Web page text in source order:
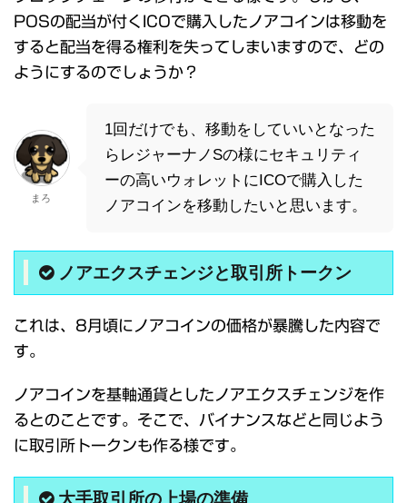
POSの配当が付くICOで購入したノアコインは移動を
すると配当を得る権利を失ってしまいますので、どの
ようにするのでしょうか？
まろ
1回だけでも、移動をしていいとなった
らレジャーナノSの様にセキュリティ
ーの高いウォレットにICOで購入した
ノアコインを移動したいと思います。
ノアエクスチェンジと取引所トークン
これは、8月頃にノアコインの価格が暴騰した内容で
す。
ノアコインを基軸通貨としたノアエクスチェンジを作
るとのことです。そこで、バイナンスなどと同じよう
に取引所トークンも作る様です。
大手取引所の上場の準備